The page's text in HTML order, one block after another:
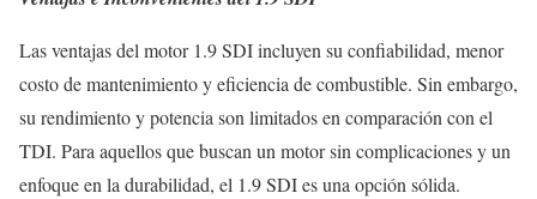
Las ventajas del motor 1.9 SDI incluyen su confiabilidad, menor
costo de mantenimiento y eficiencia de combustible. Sin embargo,
su rendimiento y potencia son limitados en comparación con el
TDI. Para aquellos que buscan un motor sin complicaciones y un
enfoque en la durabilidad, el 1.9 SDI es una opción sólida.